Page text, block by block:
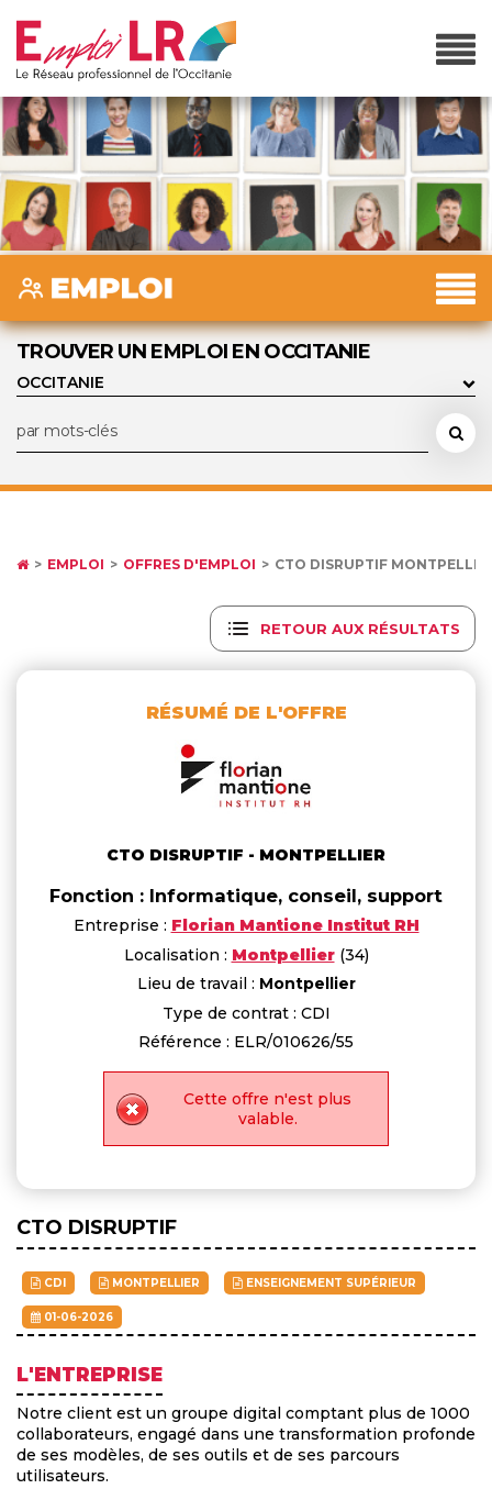
TROUVER UN EMPLOI EN OCCITANIE
EMPLOI OFFRES D'EMPLOI CTO DISRUPTIF
RETOUR AUX RÉSULTATS
RÉSUMÉ DE L'OFFRE
CTO DISRUPTIF - MONTPELLIER
Fonction : Informatique, conseil, support
Entreprise : Florian Mantione Institut RH
Localisation : Montpellier(34)
Lieu de travail : Montpellier
Type de contrat : CDI
Référence : ELR/010626/55
Cette offre n'est plus
valable.
CTO DISRUPTIF
CDI MONTPELLIER ENSEIGNEMENT SUPÉRIEUR
01-06-2026
L'ENTREPRISE
Notre client est un groupe digital comptant plus de 1000
collaborateurs, engagé dans une transformation profonde
de ses modèles, de ses outils et de ses parcours
utilisateurs.